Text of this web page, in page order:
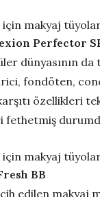
Perfector
dünyasının
fondöten,
özellikleri
fethetmiş
BB
edilen makyaj